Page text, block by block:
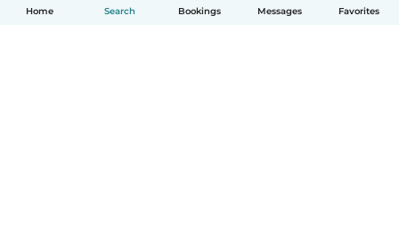
Home Search Bookings Messages Favorites